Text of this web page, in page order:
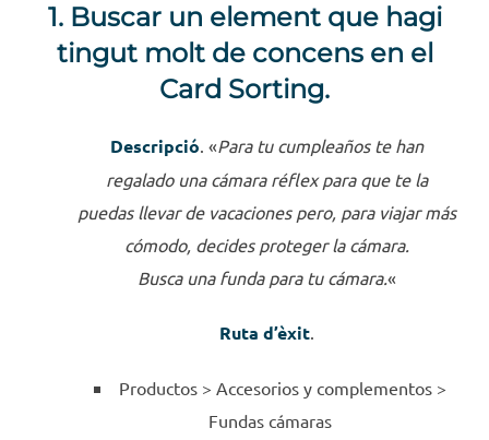
1. Buscar un element que hagi
tingut molt de concens en el
Card Sorting.
Descripció. «Para tu cumpleaños te han
regalado una cámara réflex para que te la
puedas llevar de vacaciones pero, para viajar más
cómodo, decides proteger la cámara.
Busca una funda para tu cámara.«
Ruta d’èxit.
Productos > Accesorios y complementos >
Fundas cámaras